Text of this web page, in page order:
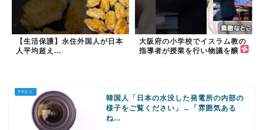
【生活保護】永住外国人が日本
人平均超え...
大阪府の小学校でイスラム教の
指導者が授業を行い物議を醸
韓国人「日本の水没した発電所の内部の
様子をご覧ください」→「雰囲気ある
ね...